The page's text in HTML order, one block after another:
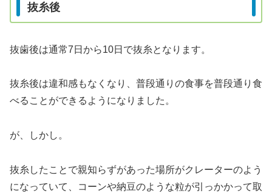
抜糸後
抜歯後は通常7日から10日で抜糸となります。
抜糸後は違和感もなくなり、普段通りの食事を普段通り食
べることができるようになりました。
が、しかし。
抜糸したことで親知らずがあった場所がクレーターのよう
になっていて、コーンや納豆のような粒が引っかかって取